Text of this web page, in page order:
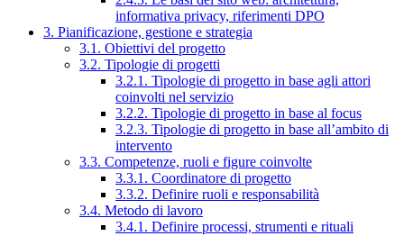
informativa privacy, riferimenti DPO
3. Pianificazione, gestione e strategia
3.1. Obiettivi del progetto
3.2. Tipologie di progetti
3.2.1. Tipologie di progetto in base agli attori
coinvolti nel servizio
3.2.2. Tipologie di progetto in base al focus
3.2.3. Tipologie di progetto in base all’ambito di
intervento
3.3. Competenze, ruoli e figure coinvolte
3.3.1. Coordinatore di progetto
3.3.2. Definire ruoli e responsabilità
3.4. Metodo di lavoro
3.4.1. Definire processi, strumenti e rituali